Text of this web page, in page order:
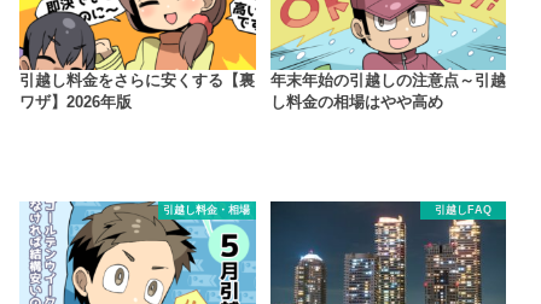
引越し料金をさらに安くする【裏
ワザ】2026年版
年末年始の引越しの注意点～引越
し料金の相場はやや高め
引越し料金・相場 引越しFAQ